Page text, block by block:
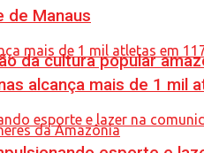
da cultura popular
de Manaus
alcança mais de 1 mil